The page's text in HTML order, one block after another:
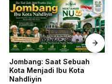
Di Balik Tangan Kasar,
Tersimpan Peradaban:
Harjo Al-Jawi dan